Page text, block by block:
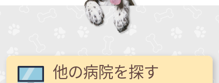
他の病院を探す